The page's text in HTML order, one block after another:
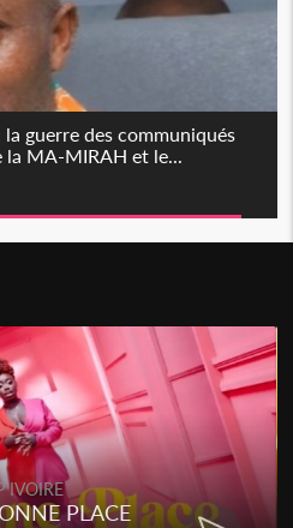
guerre des communiqués
la MA-MIRAH et le...
IVOIRE
PLACE